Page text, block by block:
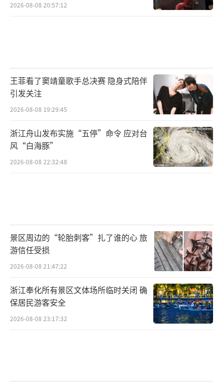
2026-08-08 20:57:12
王菲看了窦靖童歌手总决赛 隐身式陪伴
引发关注
2026-08-08 19:29:45
浙江舟山发布实施“五停”命令 应对台
风“白海豚”
2026-08-08 22:32:48
景区周边的“轮胎刺客”扎了谁的心 旅
游信任受损
2026-08-08 21:47:22
浙江奉化所有景区文体场所临时关闭 确
保居民游客安全
2026-08-08 23:17:32